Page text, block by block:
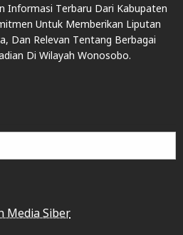
Informasi Terbaru Dari Kabupaten
Untuk Memberikan Liputan
Dan Relevan Tentang Berbagai
Di Wilayah Wonosobo.
Media Siber